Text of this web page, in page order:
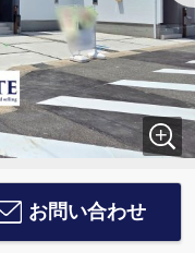
お問い合わせ